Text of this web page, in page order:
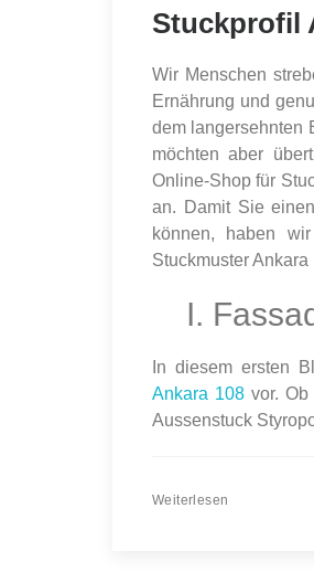
Stuckprofil
Wir Menschen
Ernährung und
dem langersehnten
möchten aber
Online-Shop für
an. Damit Sie
können, haben
Stuckmuster
I.
In diesem ersten
Ankara 108vor. Ob
Aussenstuck
Weiterlesen